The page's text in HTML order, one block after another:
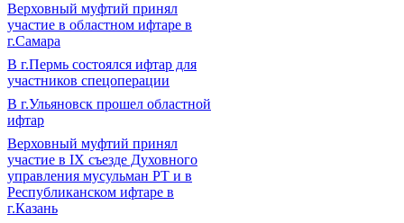
Верховный муфтий принял
участие в областном ифтаре в
г.Самара
В г.Пермь состоялся ифтар для
участников спецоперации
В г.Ульяновск прошел областной
ифтар
Верховный муфтий принял
участие в IХ съезде Духовного
управления мусульман РТ и в
Республиканском ифтаре в
г.Казань